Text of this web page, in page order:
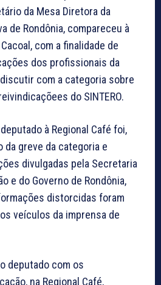
da Mesa Diretora da
de Rondônia, compareceu à
com a finalidade de
dos profissionais da
com a categoria sobre
do SINTERO.
à Regional Café foi,
da greve da categoria e
divulgadas pela Secretaria
e do Governo de Rondônia,
distorcidas foram
veículos da imprensa de
deputado com os
na Regional Café,